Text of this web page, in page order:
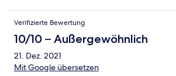
noite, já que os restaurantes não funcionam
Opções para refeições próximas:
(funciona todos os dias para almoço e jantar
Park) Condomínio super bem cuidado e
boas e quadras para vários esportes,
mar no local do hotel é bem agitado, com
Verifizierte Bewertung
10/10 – Außergewöhnlich
21. Dez. 2021
Mit Google übersetzen